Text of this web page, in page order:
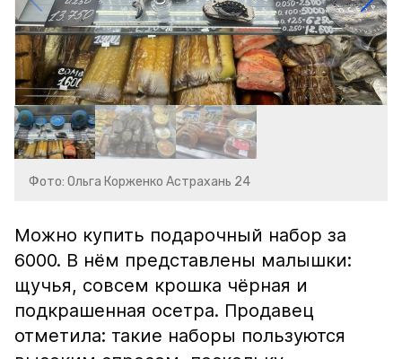
Фото: Ольга Корженко Астрахань 24
Можно купить подарочный набор за
6000. В нём представлены малышки:
щучья, совсем крошка чёрная и
подкрашенная осетра. Продавец
отметила: такие наборы пользуются